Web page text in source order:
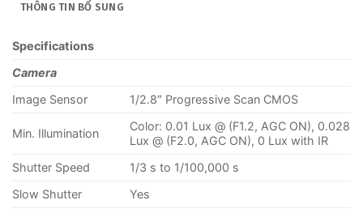
THÔNG TIN BỔ SUNG
Specifications
Camera
Image Sensor
1/2.8″ Progressive Scan CMOS
Min. Illumination
Color: 0.01 Lux @ (F1.2, AGC ON), 0.028
Lux @ (F2.0, AGC ON), 0 Lux with IR
Shutter Speed
1/3 s to 1/100,000 s
Slow Shutter
Yes